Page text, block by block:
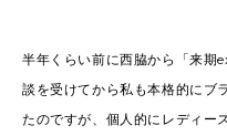
半年くらい前に西脇から「来期
談を受けてから私も本格的にブ
たのですが、個人的にレディー